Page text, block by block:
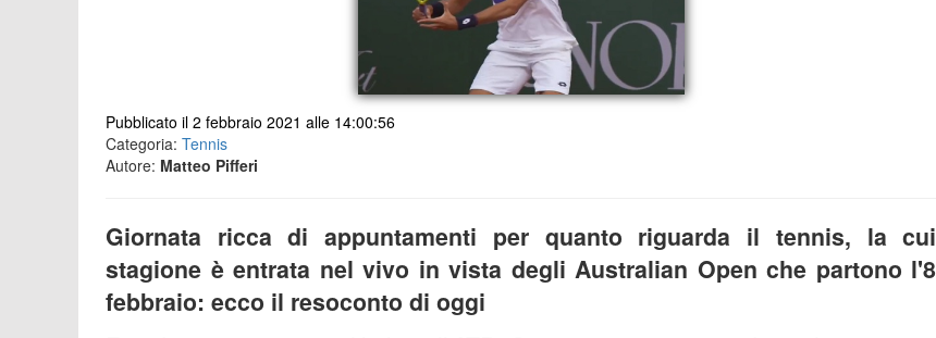
Pubblicato il 2 febbraio 2021 alle 14:00:56
Categoria: Tennis
Autore: Matteo Pifferi
Giornata ricca di appuntamenti per quanto riguarda il tennis, la cui
stagione è entrata nel vivo in vista degli Australian Open che partono l'8
febbraio: ecco il resoconto di oggi